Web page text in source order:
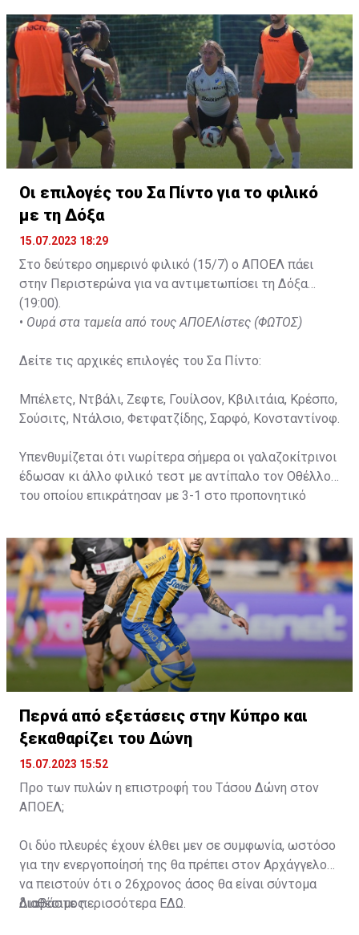
Οι επιλογές του Σα Πίντο για το φιλικό
με τη Δόξα
15.07.2023 18:29
Στο δεύτερο σημερινό φιλικό (15/7) ο ΑΠΟΕΛ πάει
στην Περιστερώνα για να αντιμετωπίσει τη Δόξα
(19:00).
• Ουρά στα ταμεία από τους ΑΠΟΕΛίστες (ΦΩΤΟΣ)
Δείτε τις αρχικές επιλογές του Σα Πίντο:
Μπέλετς, Ντβάλι, Ζεφτε, Γουίλσον, Κβιλιτάια, Κρέσπο,
Σούσιτς, Ντάλσιο, Φετφατζίδης, Σαρφό, Κονσταντίνοφ.
Υπενθυμίζεται ότι νωρίτερα σήμερα οι γαλαζοκίτρινοι
έδωσαν κι άλλο φιλικό τεστ με αντίπαλο τον Οθέλλο,
του οποίου επικράτησαν με 3-1 στο προπονητικό
Περνά από εξετάσεις στην Κύπρο και
ξεκαθαρίζει του Δώνη
15.07.2023 15:52
Προ των πυλών η επιστροφή του Τάσου Δώνη στον
ΑΠΟΕΛ;
Οι δύο πλευρές έχουν έλθει μεν σε συμφωνία, ωστόσο
για την ενεργοποίησή της θα πρέπει στον Αρχάγγελο
να πειστούν ότι ο 26χρονος άσος θα είναι σύντομα
διαθέσιμος.
Διαβάστε περισσότερα ΕΔΩ